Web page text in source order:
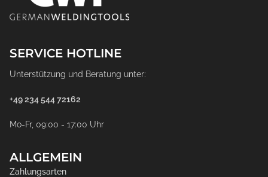
SERVICE HOTLINE
Unterstützung und Beratung unter:
+49 234 544 72162
Mo-Fr, 09:00 - 17:00 Uhr
ALLGEMEIN
Zahlungsarten